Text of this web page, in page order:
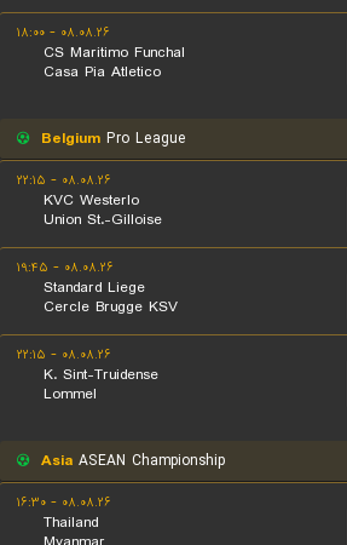
۰۸.۰۸.۲۶ - ۱۸:۰۰
CS Maritimo Funchal
Casa Pia Atletico
Belgium Pro League
۰۸.۰۸.۲۶ - ۲۲:۱۵
KVC Westerlo
Union St.-Gilloise
۰۸.۰۸.۲۶ - ۱۹:۴۵
Standard Liege
Cercle Brugge KSV
۰۸.۰۸.۲۶ - ۲۲:۱۵
K. Sint-Truidense
Lommel
Asia ASEAN Championship
۰۸.۰۸.۲۶ - ۱۶:۳۰
Thailand